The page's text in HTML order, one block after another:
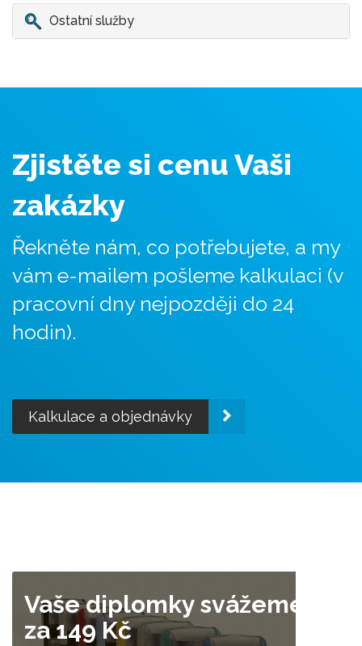
Ostatní služby
Zjistěte si cenu Vaši
zakázky
Řekněte nám, co potřebujete, a my
vám e-mailem pošleme kalkulaci (v
pracovní dny nejpozději do 24
hodin).
Kalkulace a objednávky
Vaše diplomky svážeme již
za 149 Kč